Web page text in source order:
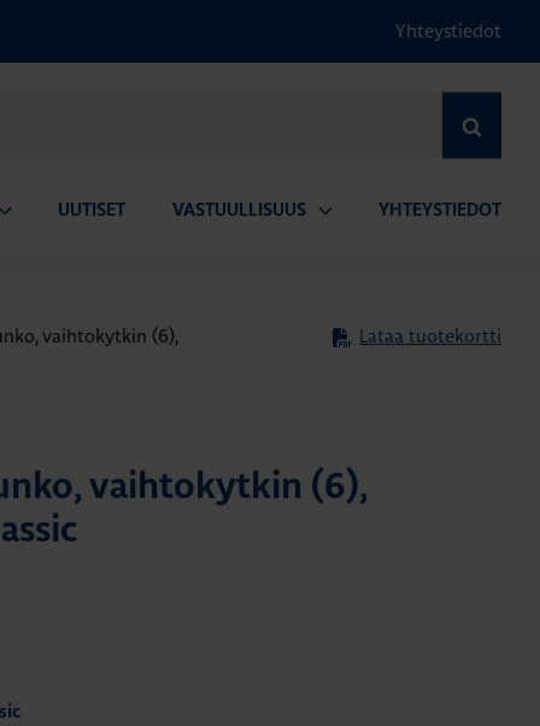
Yhteystiedot
UUTISET VASTUULLISUUS YHTEYSTIEDOT
vaihtokytkin (6),
Lataa tuotekortti
vaihtokytkin (6),